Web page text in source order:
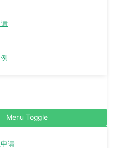
Menu Toggle
请